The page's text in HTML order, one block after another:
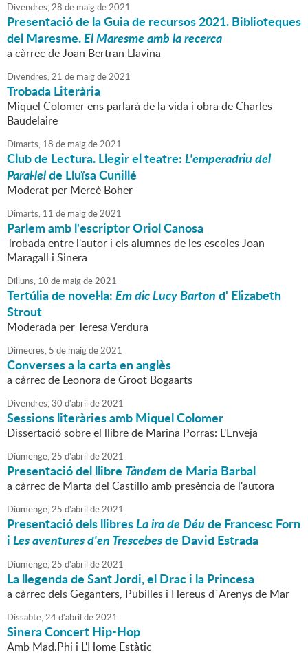
Divendres,28 de maigde2021
Presentació de la Guia de recursos 2021. Biblioteques
del Maresme.El Maresme amb la recerca
a càrrec de Joan Bertran Llavina
Divendres,21 de maigde2021
Trobada Literària
Miquel Colomer ens parlarà de la vida i obra de Charles
Baudelaire
Dimarts, 18 de maigde2021
Club de Lectura. Llegir el teatre:L'emperadriu del
Paral·lelde Lluïsa Cunillé
Moderat per Mercè Boher
Dimarts, 11 de maigde2021
Parlem amb l'escriptor Oriol Canosa
Trobada entre l'autor i els alumnes de les escoles Joan
Maragall i Sinera
Dilluns, 10 de maigde2021
Tertúlia de novel·la:Em dic Lucy Bartond' Elizabeth
Strout
Moderada per Teresa Verdura
Dimecres, 5 de maigde2021
Converses a la carta en anglès
a càrrec de Leonora de Groot Bogaarts
Divendres,30 d'abril de2021
Sessions literàries amb Miquel Colomer
Dissertació sobre el llibre de Marina Porras: L'Enveja
Diumenge,25 d'abril de2021
Presentació del llibre Tàndemde Maria Barbal
a càrrec de Marta del Castillo amb presència de l'autora
Diumenge,25 d'abril de2021
Presentació dels llibresLa ira de Déude Francesc Forn
iLes aventures d'en Trescebesde David Estrada
Diumenge,25 d'abril de2021
La llegenda de Sant Jordi, el Drac i la Princesa
a càrrec dels Geganters, Pubilles i Hereus d´Arenys de Mar
Dissabte,24d'abril de2021
Sinera Concert Hip-Hop
Amb Mad.Phi i L'Home Estàtic